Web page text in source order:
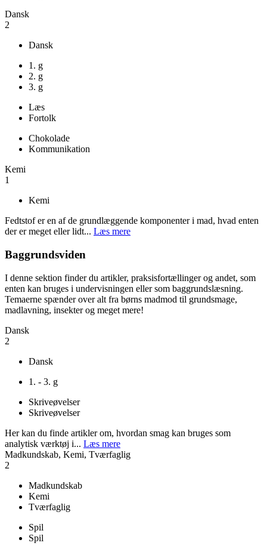
Dansk
2
Dansk
1. g
2. g
3. g
Læs
Fortolk
Chokolade
Kommunikation
Kemi
1
Kemi
Fedtstof er en af de grundlæggende komponenter i mad, hvad enten
der er meget eller lidt... Læs mere
Baggrundsviden
I denne sektion finder du artikler, praksisfortællinger og andet, som
enten kan bruges i undervisningen eller som baggrundslæsning.
Temaerne spænder over alt fra børns madmod til grundsmage,
madlavning, insekter og meget mere!
Dansk
2
Dansk
1. - 3. g
Skriveøvelser
Skriveøvelser
Her kan du finde artikler om, hvordan smag kan bruges som
analytisk værktøj i... Læs mere
Madkundskab, Kemi, Tværfaglig
2
Madkundskab
Kemi
Tværfaglig
Spil
Spil